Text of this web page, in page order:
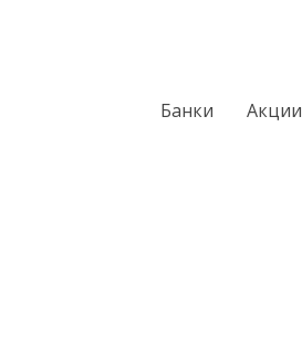
Банки Акции